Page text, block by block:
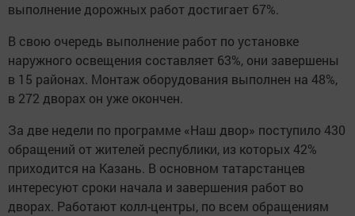
выполнение дорожных работ достигает 67%.
В свою очередь выполнение работ по установке
наружного освещения составляет 63%, они завершены
в 15 районах. Монтаж оборудования выполнен на 48%,
в 272 дворах он уже окончен.
За две недели по программе «Наш двор» поступило 430
обращений от жителей республики, из которых 42%
приходится на Казань. В основном татарстанцев
интересуют сроки начала и завершения работ во
дворах. Работают колл-центры, по всем обращениям